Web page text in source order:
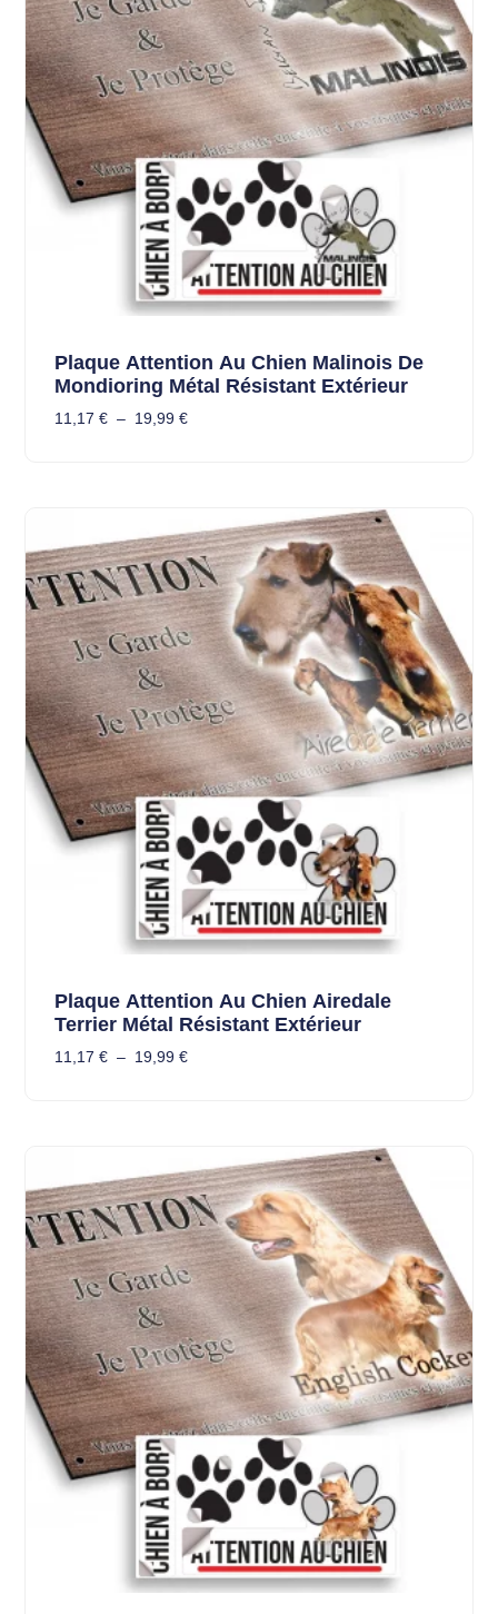
Plaque Attention Au Chien Malinois De
Mondioring Métal Résistant Extérieur
11,17 € – 19,99 €
Plaque Attention Au Chien Airedale
Terrier Métal Résistant Extérieur
11,17 € – 19,99 €